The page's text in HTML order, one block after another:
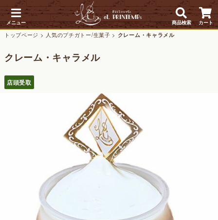
メニュー 商品検索 カート
トップページ > 人気のプチガトー/生菓子 > クレーム・キャラメル
クレーム・キャラメル
店頭受取